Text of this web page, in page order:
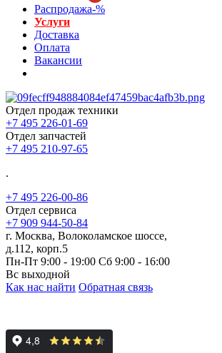
Распродажа-%
Услуги
Доставка
Оплата
Вакансии
Отдел продаж техники
+7 495 226-01-69
Отдел запчастей
+7 495 210-97-65
.
+7 495 226-00-86
Отдел сервиса
+7 909 944-50-84
г. Москва, Волоколамское шоссе,
д.112, корп.5
Пн-Пт 9:00 - 19:00 Сб 9:00 - 16:00
Вс выходной
Как нас найти Обратная связь